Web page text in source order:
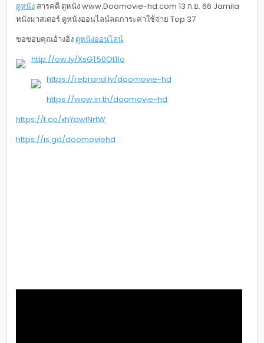
ดูหนัง สารคดี ดูหนัง www.Doomovie-hd.com 13 ก.ย. 66 Jamila
หนังมาสเตอร์ ดูหนังออนไลน์ลดภาระค่าใช้จ่าย Top 37
ขอขอบคุณอ้างอิง ดูหนังออนไลน์
http://ow.ly/XsGT50Ot11o
https://rebrand.ly/doomovie-hd
https://wow.in.th/doomovie-hd
https://t.co/xhYawINrtW
https://is.gd/doomoviehd